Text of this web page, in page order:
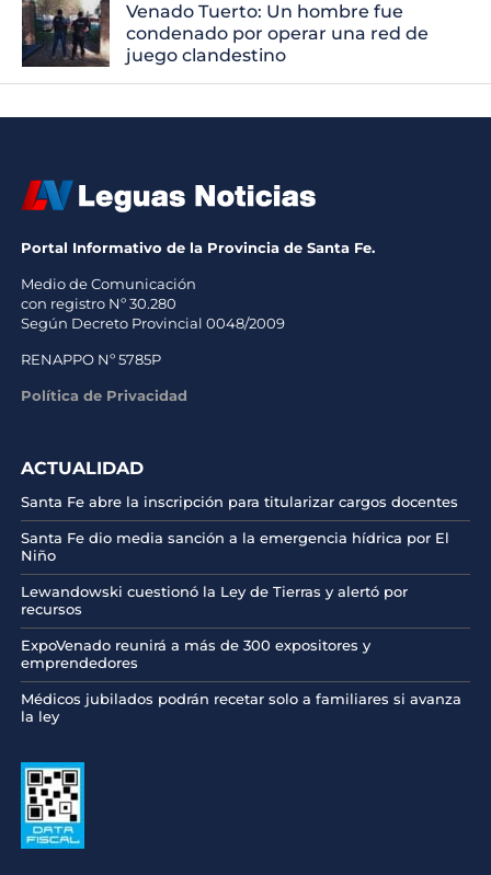
Venado Tuerto: Un hombre fue
condenado por operar una red de
juego clandestino
Portal Informativo de la Provincia de Santa Fe.
Medio de Comunicación
con registro Nº 30.280
Según Decreto Provincial 0048/2009
RENAPPO Nº 5785P
Política de Privacidad
ACTUALIDAD
Santa Fe abre la inscripción para titularizar cargos docentes
Santa Fe dio media sanción a la emergencia hídrica por El
Niño
Lewandowski cuestionó la Ley de Tierras y alertó por
recursos
ExpoVenado reunirá a más de 300 expositores y
emprendedores
Médicos jubilados podrán recetar solo a familiares si avanza
la ley